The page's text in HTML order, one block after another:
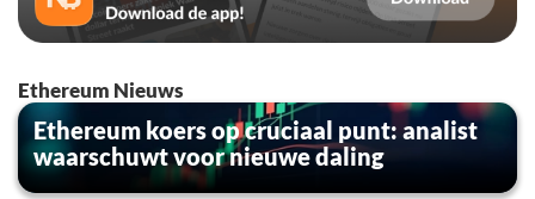
Ethereum Nieuws
Ethereum koers op cruciaal punt: analist
waarschuwt voor nieuwe daling